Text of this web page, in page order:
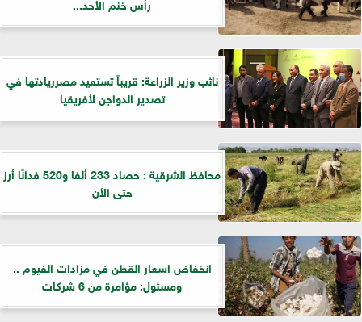
نائب وزير الزراعة: قريباً تستعيد مصرريادتها في
تصدير الدواجن لأفريقيا
محافظ الشرقية : حصاد 233 ألفا و520 فدانًا أرز
حتى الأن
انخفاض اسعار القطن في مزادات الفيوم ..
ومسئول: مؤامرة من 6 شركات